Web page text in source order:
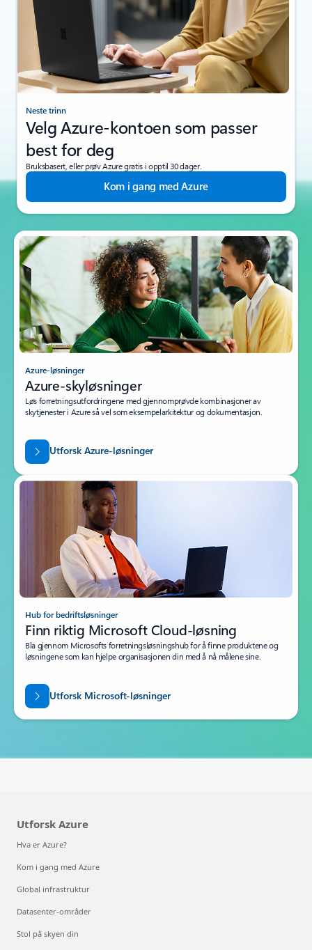
Neste trinn
Velg Azure-kontoen som passer
best for deg
Bruksbasert, eller prøv Azure gratis i opptil 30 dager.
Kom i gang med Azure
Azure-løsninger
Azure-skyløsninger
Løs forretningsutfordringene med gjennomprøvde kombinasjoner av
skytjenester i Azure så vel som eksempelarkitektur og dokumentasjon.
Utforsk Azure-løsninger
Hub for bedriftsløsninger
Finn riktig Microsoft Cloud-løsning
Bla gjennom Microsofts forretningsløsningshub for å finne produktene og
løsningene som kan hjelpe organisasjonen din med å nå målene sine.
Utforsk Microsoft-løsninger
Utforsk Azure
Hva er Azure?
Kom i gang med Azure
Global infrastruktur
Datasenter-områder
Stol på skyen din